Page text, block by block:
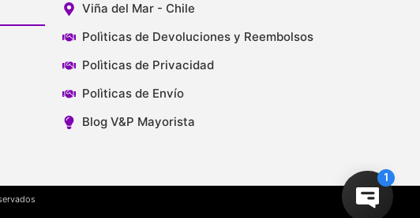
Viña del Mar - Chile
Polìticas de Devoluciones y Reembolsos
Polìticas de Privacidad
Polìticas de Envío
Blog V&P Mayorista